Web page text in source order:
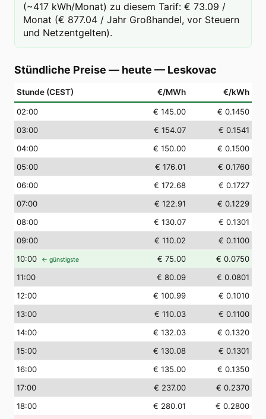
(~417 kWh/Monat) zu diesem Tarif: € 73.09 /
Monat (€ 877.04 / Jahr Großhandel, vor Steuern
und Netzentgelten).
Stündliche Preise — heute — Leskovac
Stunde (CEST) €/MWh €/kWh
02:00 € 145.00
€ 0.1450
03:00 € 154.07
€ 0.1541
04:00 € 150.00
€ 0.1500
05:00 € 176.01
€ 0.1760
06:00 € 172.68
€ 0.1727
07:00 € 122.91
€ 0.1229
08:00 € 130.07
€ 0.1301
09:00 € 110.02
€ 0.1100
10:00 ← günstigste € 75.00
€ 0.0750
11:00 € 80.09
€ 0.0801
12:00 € 100.99
€ 0.1010
13:00 € 110.03
€ 0.1100
14:00 € 132.03
€ 0.1320
15:00 € 130.08
€ 0.1301
16:00 € 135.00
€ 0.1350
17:00 € 237.00
€ 0.2370
18:00 € 280.01
€ 0.2800